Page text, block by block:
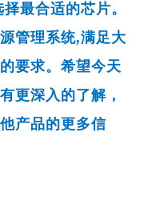
最合适的芯片。
管理系统,满足大
要求。 希望今天
更深入的了解，
产品的更多信